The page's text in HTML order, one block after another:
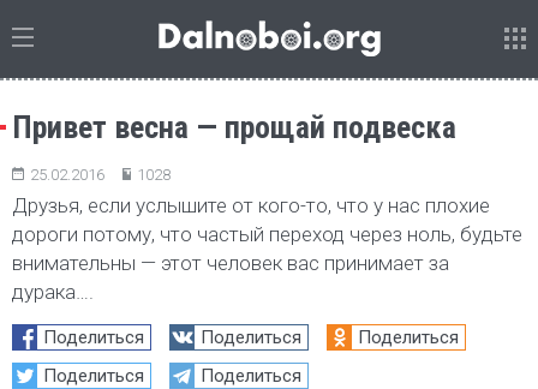
Привет весна — прощай подвеска
25.02.2016 1028
Друзья, если услышите от кого-то, что у нас плохие
дороги потому, что частый переход через ноль, будьте
внимательны — этот человек вас принимает за
дурака….
Поделиться Поделиться
Поделиться
Поделиться
Поделиться